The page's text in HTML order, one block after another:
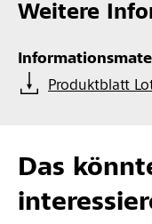
Weitere
Produktblatt
Das